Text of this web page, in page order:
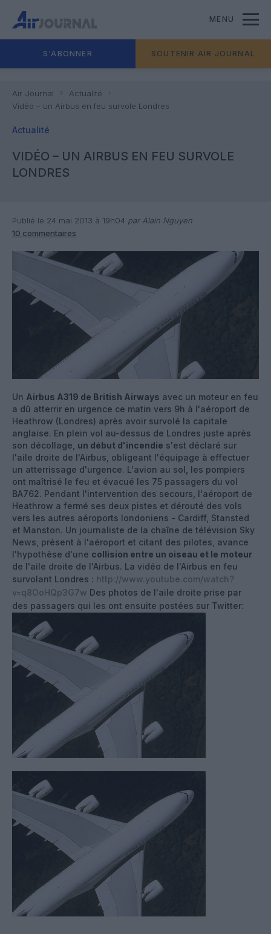
MENU
S'ABONNER SOUTENIR AIR JOURNAL
Air Journal
Actualité
Vidéo – un Airbus en feu survole Londres
Actualité
VIDÉO – UN AIRBUS EN FEU SURVOLE
LONDRES
Publié le 24 mai 2013 à 19h04 par Alain Nguyen
10 commentaires
Un Airbus A319 de British Airways avec un moteur en feu
a dû atterrir en urgence ce matin vers 9h à l'aéroport de
Heathrow (Londres) après avoir survolé la capitale
anglaise. En plein vol au-dessus de Londres juste après
son décollage, un début d'incendie s'est déclaré sur
l'aile droite de l'Airbus, obligeant l'équipage à effectuer
un atterrissage d'urgence. L'avion au sol, les pompiers
ont maîtrisé le feu et évacué les 75 passagers du vol
BA762. Pendant l'intervention des secours, l'aéroport de
Heathrow a fermé ses deux pistes et dérouté des vols
vers les autres aéroports londoniens - Cardiff, Stansted
et Manston. Un journaliste de la chaîne de télévision Sky
News, présent à l'aéroport et citant des pilotes, avance
l'hypothèse d'une collision entre un oiseau et le moteur
de l'aile droite de l'Airbus. La vidéo de l'Airbus en feu
survolant Londres : http://www.youtube.com/watch?
v=q8OoHQp3G7w Des photos de l'aile droite prise par
des passagers qui les ont ensuite postées sur Twitter: